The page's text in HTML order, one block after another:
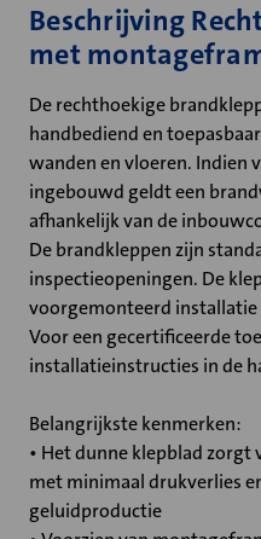
Beschrijving
met
De rechthoekige
handbediend en
wanden en vloeren. Indien
ingebouwd geldt een
afhankelijk van de
De brandkleppen zijn
inspectieopeningen. De
voorgemonteerd
Voor een gecertificeerde
installatieinstructies in de
Belangrijkste kenmerken:
• Het dunne klepblad
met minimaal drukverlies
geluidproductie